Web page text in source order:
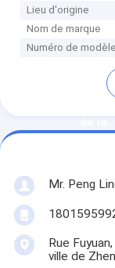
avec Polonais
prix");'
meilleur
Lieu d'origine
Nom de marque
Numéro de modèle
Mr. Peng
Rue
ville de